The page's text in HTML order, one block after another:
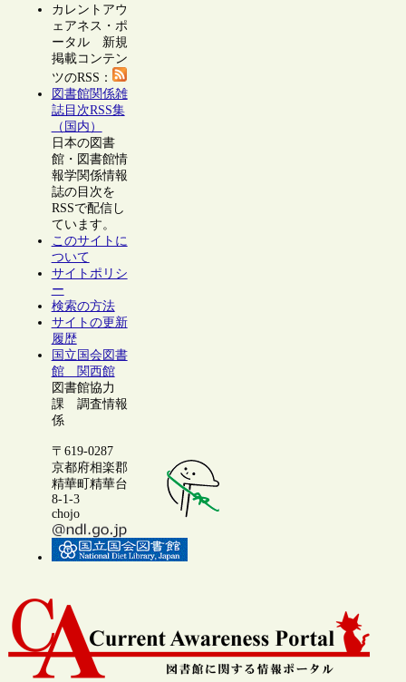
カレントアウ
ェアネス・ポ
ータル 新規
掲載コンテン
ツのRSS：
図書館関係雑
誌目次RSS集
（国内）
日本の図書
館・図書館情
報学関係情報
誌の目次を
RSSで配信し
ています。
このサイトに
ついて
サイトポリシ
ー
検索の方法
サイトの更新
履歴
国立国会図書
館 関西館
図書館協力
課 調査情報
係
〒619-0287
京都府相楽郡
精華町精華台
8-1-3
chojo